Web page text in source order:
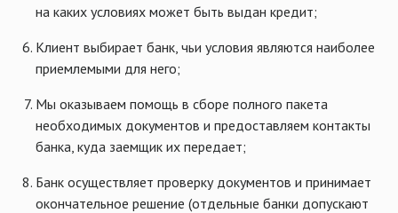
на каких условиях может быть выдан кредит;
Клиент выбирает банк, чьи условия являются наиболее
приемлемыми для него;
Мы оказываем помощь в сборе полного пакета
необходимых документов и предоставляем контакты
банка, куда заемщик их передает;
Банк осуществляет проверку документов и принимает
окончательное решение (отдельные банки допускают